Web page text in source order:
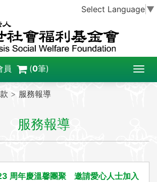
Select Language ▼
T
o
a
員 (0筆)
> 服務報導
服務報導
周年慶溫馨團聚 邀請愛心人士加入